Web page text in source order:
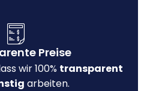
Preise
wir 100% transparent
arbeiten.